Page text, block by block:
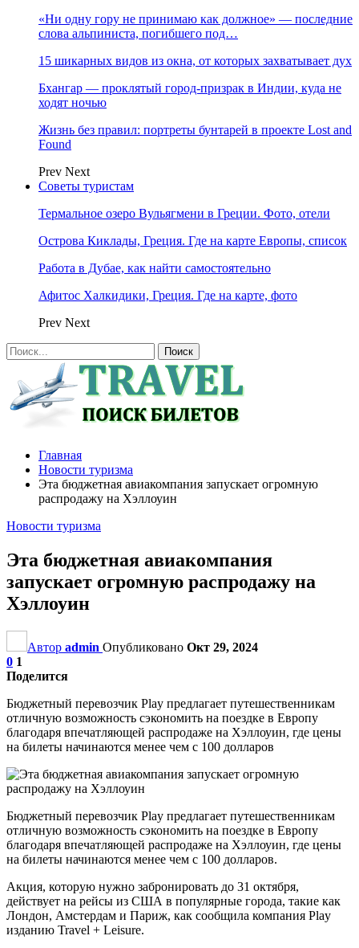
«Ни одну гору не принимаю как должное» — последние
слова альпиниста, погибшего под…
15 шикарных видов из окна, от которых захватывает дух
Бхангар — проклятый город-призрак в Индии, куда не
ходят ночью
Жизнь без правил: портреты бунтарей в проекте Lost and
Found
Prev Next
Советы туристам
Термальное озеро Вульягмени в Греции. Фото, отели
Острова Киклады, Греция. Где на карте Европы, список
Работа в Дубае, как найти самостоятельно
Афитос Халкидики, Греция. Где на карте, фото
Prev Next
Главная
Новости туризма
Эта бюджетная авиакомпания запускает огромную
распродажу на Хэллоуин
Новости туризма
Эта бюджетная авиакомпания
запускает огромную распродажу на
Хэллоуин
Автор admin Опубликовано Окт 29, 2024
0 1
Поделится
Бюджетный перевозчик Play предлагает путешественникам
отличную возможность сэкономить на поездке в Европу
благодаря впечатляющей распродаже на Хэллоуин, где цены
на билеты начинаются менее чем с 100 долларов
Бюджетный перевозчик Play предлагает путешественникам
отличную возможность сэкономить на поездке в Европу
благодаря впечатляющей распродаже на Хэллоуин, где цены
на билеты начинаются менее чем с 100 долларов.
Акция, которую нужно забронировать до 31 октября,
действует на рейсы из США в популярные города, такие как
Лондон, Амстердам и Париж, как сообщила компания Play
изданию Travel + Leisure.